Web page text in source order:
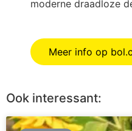
moderne draadloze
Meer info op
Ook interessant: